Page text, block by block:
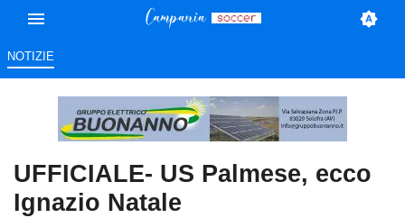
NOTIZIE
UFFICIALE- US Palmese, ecco
Ignazio Natale